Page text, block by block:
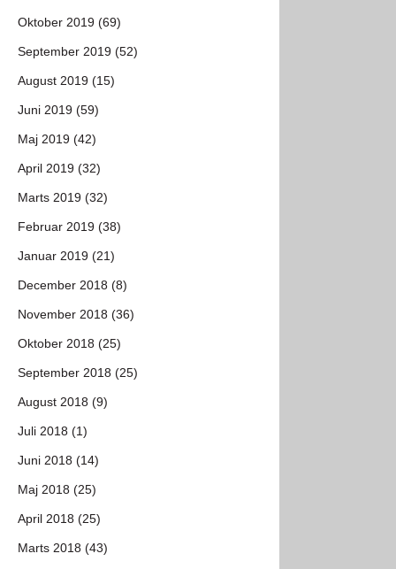
Oktober 2019 (69)
September 2019 (52)
August 2019 (15)
Juni 2019 (59)
Maj 2019 (42)
April 2019 (32)
Marts 2019 (32)
Februar 2019 (38)
Januar 2019 (21)
December 2018 (8)
November 2018 (36)
Oktober 2018 (25)
September 2018 (25)
August 2018 (9)
Juli 2018 (1)
Juni 2018 (14)
Maj 2018 (25)
April 2018 (25)
Marts 2018 (43)